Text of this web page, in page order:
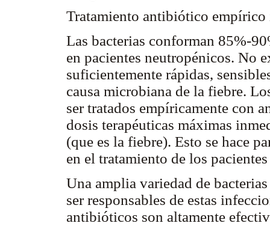
Tratamiento antibiótico
Las bacterias conforman 85%-
en pacientes neutropénicos. No
suficientemente rápidas,
causa microbiana de la fiebre.
ser tratados empíricamente con
dosis terapéuticas máximas
(que es la fiebre). Esto se hace
en el tratamiento de los
Una amplia variedad de
ser responsables de estas
antibióticos son altamente